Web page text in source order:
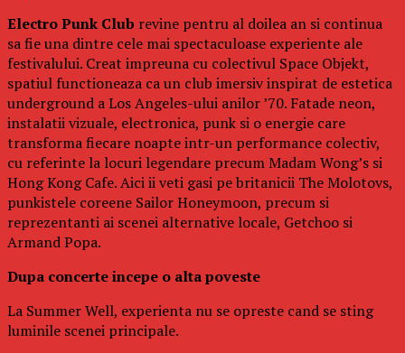
Electro Punk Club revine pentru al doilea an si continua
sa fie una dintre cele mai spectaculoase experiente ale
festivalului. Creat impreuna cu colectivul Space Objekt,
spatiul functioneaza ca un club imersiv inspirat de estetica
underground a Los Angeles-ului anilor ’70. Fatade neon,
instalatii vizuale, electronica, punk si o energie care
transforma fiecare noapte intr-un performance colectiv,
cu referinte la locuri legendare precum Madam Wong’s si
Hong Kong Cafe. Aici ii veti gasi pe britanicii The Molotovs,
punkistele coreene Sailor Honeymoon, precum si
reprezentanti ai scenei alternative locale, Getchoo si
Armand Popa.
Dupa concerte incepe o alta poveste
La Summer Well, experienta nu se opreste cand se sting
luminile scenei principale.